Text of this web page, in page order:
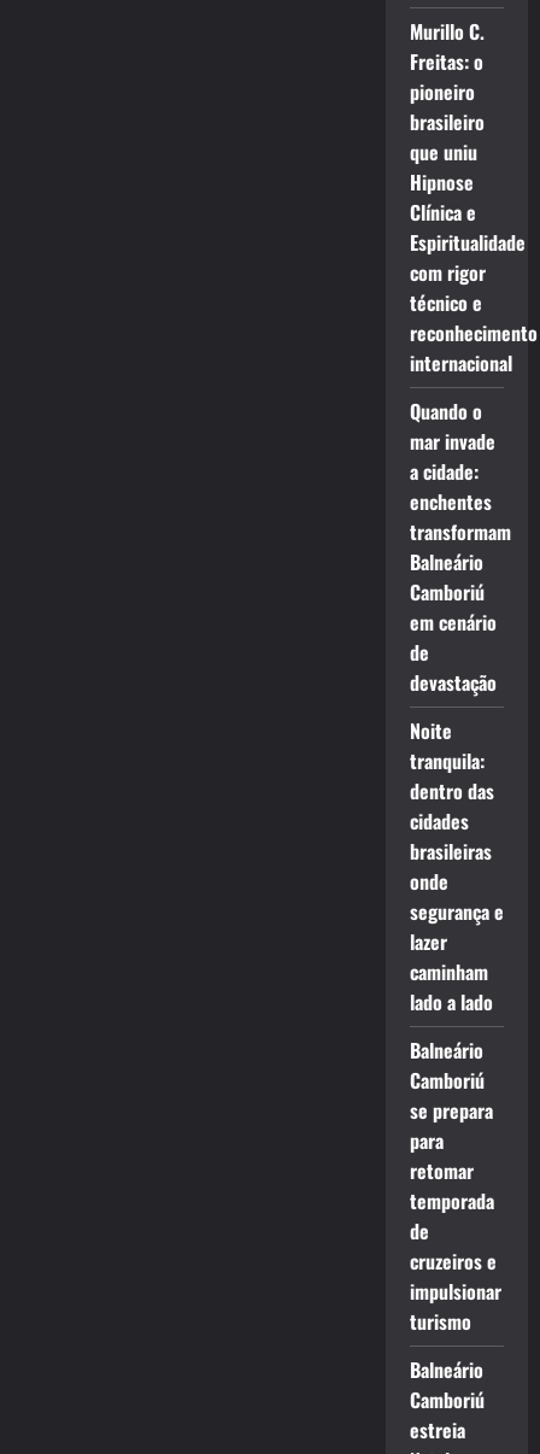
Murillo C.
Freitas: o
pioneiro
brasileiro
que uniu
Hipnose
Clínica e
Espiritualidade
com rigor
técnico e
reconhecimento
internacional
Quando o
mar invade
a cidade:
enchentes
transformam
Balneário
Camboriú
em cenário
de
devastação
Noite
tranquila:
dentro das
cidades
brasileiras
onde
segurança e
lazer
caminham
lado a lado
Balneário
Camboriú
se prepara
para
retomar
temporada
de
cruzeiros e
impulsionar
turismo
Balneário
Camboriú
estreia